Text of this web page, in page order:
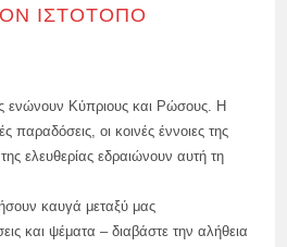
ΙΣΤΌΤΟΠΟ
ενώνουν Κύπριους και Ρώσους. Η
παραδόσεις, οι κοινές έννοιες της
ελευθερίας εδραιώνουν αυτή τη
καυγά μεταξύ μας
και ψέματα – διαβάστε την αλήθεια